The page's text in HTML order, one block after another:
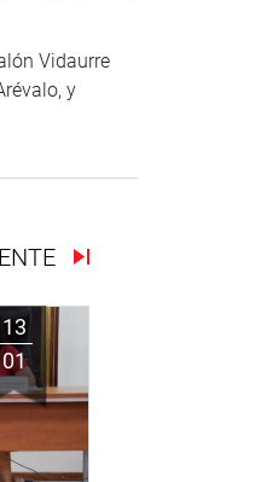
Vidaurre
y
13
01